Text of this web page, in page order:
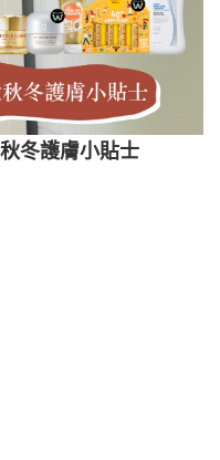
冬護膚小貼士